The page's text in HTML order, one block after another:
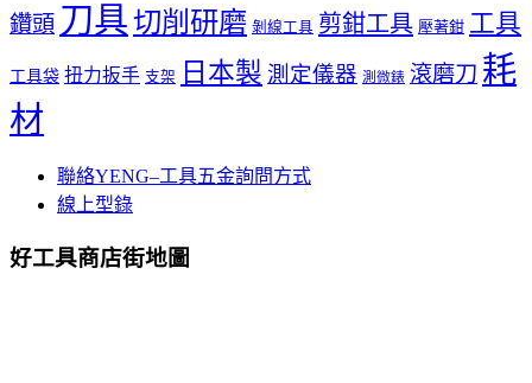
鑽頭 刀具切削研磨 剝線工具 剪鉗工具 壓著鉗 工具
工具袋 扭力扳手 支架 日本製 測定儀器 測微錶 滾磨刀 耗
材
聯絡YENG–工具五金詢問方式
線上型錄
好工具商店街地圖